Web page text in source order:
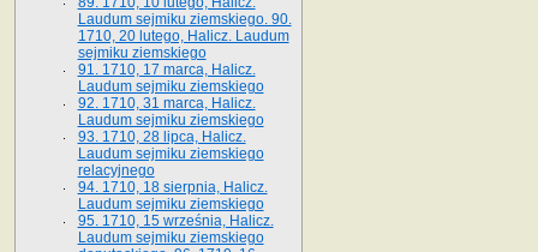
Laudum sejmiku ziemskiego. 90.
1710, 20 lutego, Halicz. Laudum
sejmiku ziemskiego
91. 1710, 17 marca, Halicz.
Laudum sejmiku ziemskiego
92. 1710, 31 marca, Halicz.
Laudum sejmiku ziemskiego
93. 1710, 28 lipca, Halicz.
Laudum sejmiku ziemskiego
relacyjnego
94. 1710, 18 sierpnia, Halicz.
Laudum sejmiku ziemskiego
95. 1710, 15 września, Halicz.
Laudum sejmiku ziemskiego